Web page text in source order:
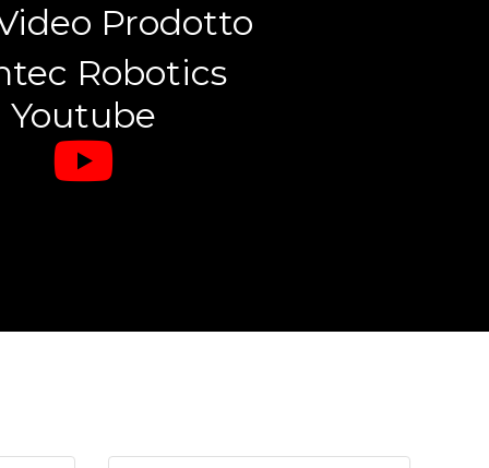
Prodotto
Robotics
Youtube